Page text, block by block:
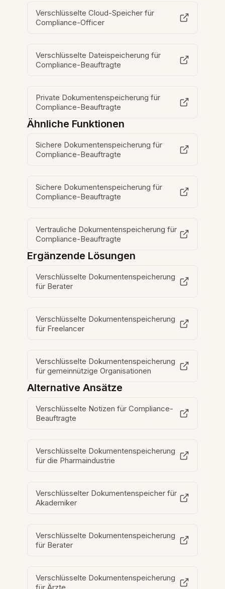
Verschlüsselte Cloud-Speicher für
Compliance-Officer
Verschlüsselte Dateispeicherung für
Compliance-Beauftragte
Private Dokumentenspeicherung für
Compliance-Beauftragte
Ähnliche Funktionen
Sichere Dokumentenspeicherung für
Compliance-Beauftragte
Sichere Dokumentenspeicherung für
Compliance-Beauftragte
Vertrauliche Dokumentenspeicherung für
Compliance-Beauftragte
Ergänzende Lösungen
Verschlüsselte Dokumentenspeicherung
für Berater
Verschlüsselte Dokumentenspeicherung
für Freelancer
Verschlüsselte Dokumentenspeicherung
für gemeinnützige Organisationen
Alternative Ansätze
Verschlüsselte Notizen für Compliance-
Beauftragte
Verschlüsselte Dokumentenspeicherung
für die Pharmaindustrie
Verschlüsselter Dokumentenspeicher für
Akademiker
Verschlüsselte Dokumentenspeicherung
für Berater
Verschlüsselte Dokumentenspeicherung